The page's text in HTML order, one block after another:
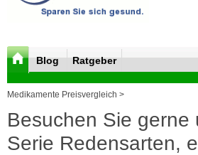
Blog Ratgeber
Medikamente Preisvergleich >
Besuchen Sie
Serie Redensarten,